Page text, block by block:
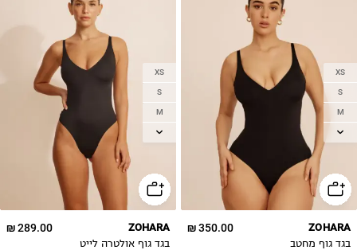
XS
S
M
L
2XL
350.00 ₪ ZOHARA
בגד גוף מחטב
XS
S
M
L
2XL
289.00 ₪ ZOHARA
בגד גוף אולטרה לייט